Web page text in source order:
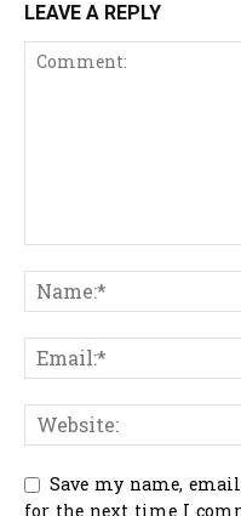
LEAVE A REPLY
Save my name,